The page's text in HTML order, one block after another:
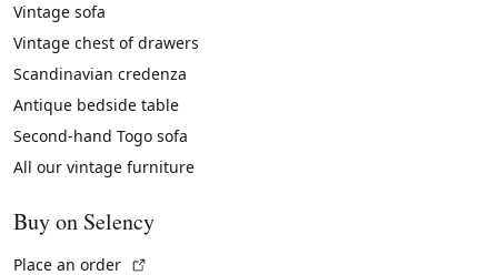
Vintage sofa
Vintage chest of drawers
Scandinavian credenza
Antique bedside table
Second-hand Togo sofa
All our vintage furniture
Buy on Selency
Place an order